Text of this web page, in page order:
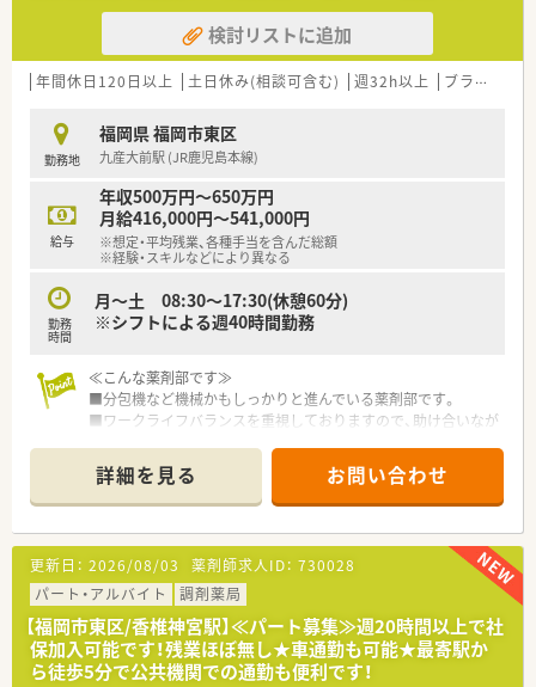
検討リストに追加
年間休日120日以上 土日休み(相談可含む) 週32h以上 ブランク可
勤務地
福岡県 福岡市東区
九産大前駅 (JR鹿児島本線)
給与
年収500万円～650万円
月給416,000円～541,000円
※想定・平均残業、各種手当を含んだ総額
※経験・スキルなどにより異なる
勤務
時間
月～土 08:30～17:30(休憩60分)
※シフトによる週40時間勤務
≪こんな薬剤部です≫
■分包機など機械かもしっかりと進んでいる薬剤部です。
■ワークライフバランスを重視しておりますので、助け合いなが
■残業が難しい場合は定時で終業も可能です。
■患者様は認知症の患者様が多く、老老介護の方も多いです。
≪こんな病院です≫
■2,000年よりうつ病、神経症、老年期の精神医療を中心に診療
を行って参りました。
■退院後の方々のために、施設を併設して地域に根ざした医療を
続けております。
■2020年には、より良い入院環境の提供のため、本館の改築と新
病棟を増築いたしました。
詳細を見る お問い合わせ
更新日： 2026/08/03 薬剤師求人ID： 730028
パート・アルバイト
調剤薬局
【福岡市東区/香椎神宮駅】≪パート募集≫週20時間以上で社
保加入可能です！残業ほぼ無し★車通勤も可能★最寄駅か
ら徒歩5分で公共機関での通勤も便利です！